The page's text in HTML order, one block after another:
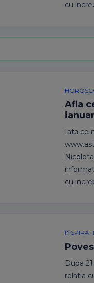
cu
Afla
Iata ce
cu
Dupa
relatia